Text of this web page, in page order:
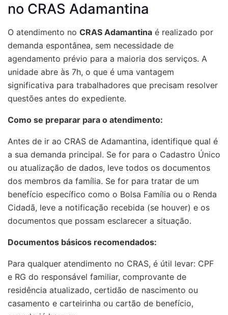
no CRAS Adamantina
O atendimento no CRAS Adamantina é realizado por
demanda espontânea, sem necessidade de
agendamento prévio para a maioria dos serviços. A
unidade abre às 7h, o que é uma vantagem
significativa para trabalhadores que precisam resolver
questões antes do expediente.
Como se preparar para o atendimento:
Antes de ir ao CRAS de Adamantina, identifique qual é
a sua demanda principal. Se for para o Cadastro Único
ou atualização de dados, leve todos os documentos
dos membros da família. Se for para tratar de um
benefício específico como o Bolsa Família ou o Renda
Cidadã, leve a notificação recebida (se houver) e os
documentos que possam esclarecer a situação.
Documentos básicos recomendados:
Para qualquer atendimento no CRAS, é útil levar: CPF
e RG do responsável familiar, comprovante de
residência atualizado, certidão de nascimento ou
casamento e carteirinha ou cartão de benefício,